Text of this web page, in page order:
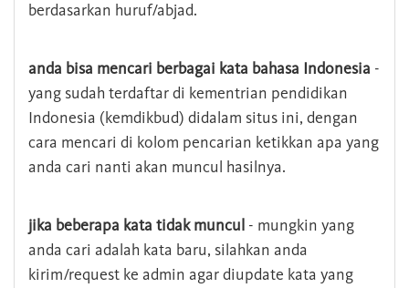
berdasarkan huruf/abjad.
anda bisa mencari berbagai kata bahasa Indonesia -
yang sudah terdaftar di kementrian pendidikan
Indonesia (kemdikbud) didalam situs ini, dengan
cara mencari di kolom pencarian ketikkan apa yang
anda cari nanti akan muncul hasilnya.
jika beberapa kata tidak muncul - mungkin yang
anda cari adalah kata baru, silahkan anda
kirim/request ke admin agar diupdate kata yang